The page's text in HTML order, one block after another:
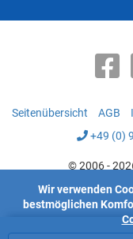
Seitenübersicht AGB
+49 (0)
© 2006 -
Wir verwenden
bestmöglichen